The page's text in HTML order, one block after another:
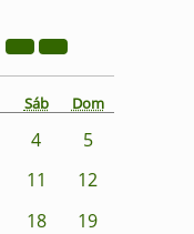
Sáb Dom
4
5
11
12
18
19